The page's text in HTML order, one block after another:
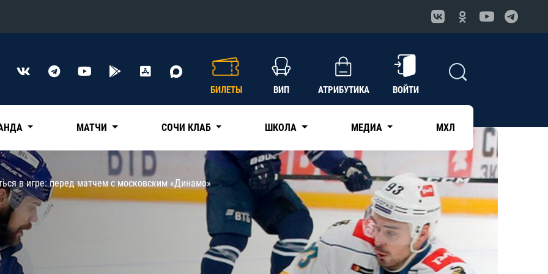
Конференция «Восток»
Нефтехимик
Трактор
Дивизион Чернышева
КХЛ
БИЛЕТЫ ВИП АТРИБУТИКА ВОЙТИ
МАТЧИ СОЧИ КЛАБ ШКОЛА МЕДИА МХЛ
в игре: перед матчем с московским «Динамо»